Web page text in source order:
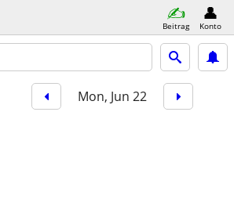
Beitrag Konto
Mon, Jun 22